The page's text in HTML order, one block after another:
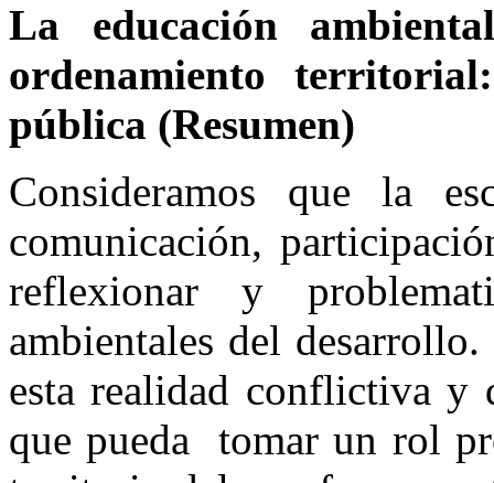
La educación
ordenamiento
pública (Resumen)
Consideramos que la
comunicación,
reflexionar y
ambientales del
esta realidad conflictiva y
que pueda tomar un rol